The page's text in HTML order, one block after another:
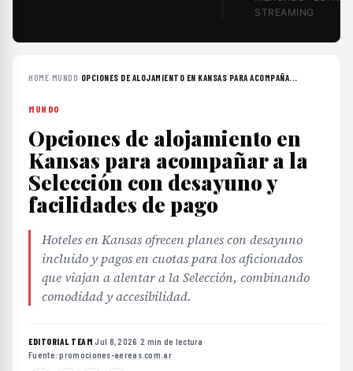
STREAMING
HOME›MUNDO› OPCIONES DE ALOJAMIENTO EN KANSAS PARA ACOMPAÑA...
MUNDO
Opciones de alojamiento en
Kansas para acompañar a la
Selección con desayuno y
facilidades de pago
Hoteles en Kansas ofrecen planes con desayuno
incluido y pagos en cuotas para los aficionados
que viajan a alentar a la Selección, combinando
comodidad y accesibilidad.
EDITORIAL TEAM·Jul 8, 2026 ·2 min de lectura ·
Fuente:promociones-aereas.com.ar